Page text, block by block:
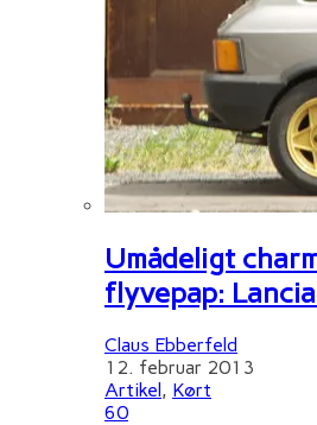
Umådeligt
flyvepap:
Claus Ebberfeld
12. februar 2013
Artikel, Kørt
60